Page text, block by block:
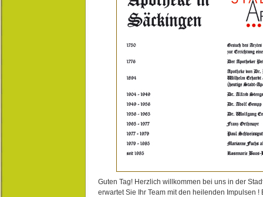
Guten Tag! Herzlich willkommen bei uns in der
erwartet Sie Ihr Team mit den heilenden Impulsen !